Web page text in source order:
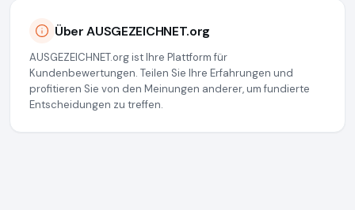
Über AUSGEZEICHNET.org
AUSGEZEICHNET.org ist Ihre Plattform für
Kundenbewertungen. Teilen Sie Ihre Erfahrungen und
profitieren Sie von den Meinungen anderer, um fundierte
Entscheidungen zu treffen.